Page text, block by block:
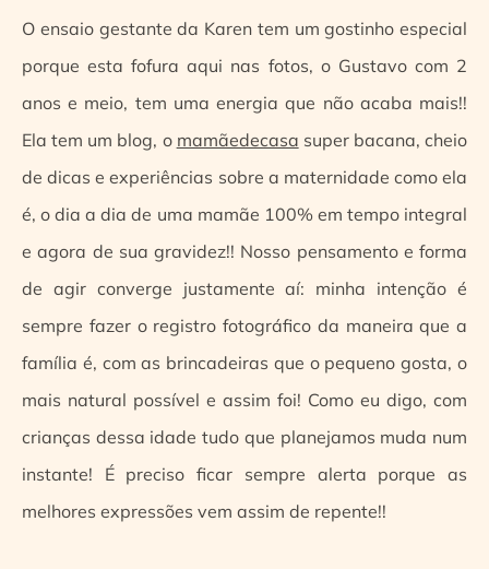
O ensaio gestante da Karen tem um gostinho especial
porque esta fofura aqui nas fotos, o Gustavo com 2
anos e meio, tem uma energia que não acaba mais!!
Ela tem um blog, o mamãedecasa super bacana, cheio
de dicas e experiências sobre a maternidade como ela
é, o dia a dia de uma mamãe 100% em tempo integral
e agora de sua gravidez!! Nosso pensamento e forma
de agir converge justamente aí: minha intenção é
sempre fazer o registro fotográfico da maneira que a
família é, com as brincadeiras que o pequeno gosta, o
mais natural possível e assim foi! Como eu digo, com
crianças dessa idade tudo que planejamos muda num
instante! É preciso ficar sempre alerta porque as
melhores expressões vem assim de repente!!